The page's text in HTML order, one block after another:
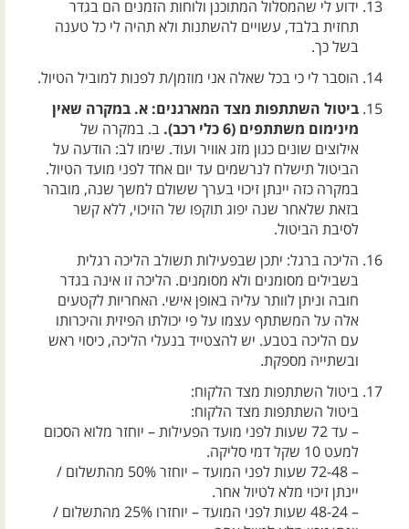
ידוע לי שהמסלול המתוכנן ולוחות הזמנים הם בגדר
תחזית בלבד, עשויים להשתנות ולא תהיה לי כל טענה
בשל כך.
הוסבר לי כי בכל שאלה אני מוזמן/ת לפנות למוביל הטיול.
ביטול השתתפות מצד המארגנים: א. במקרה שאין
מינימום משתתפים (6 כלי רכב).
ב. במקרה של
אילוצים שונים כגון מזג אוויר ועוד. שימו לב: הודעה על
הביטול תישלח לנרשמים עד יום אחד לפני מועד הטיול.
במקרה כזה יינתן זיכוי בערך ששולם למשך שנה, מובהר
בזאת שלאחר שנה יפוג תוקפו של הזיכוי, ללא קשר
לסיבת הביטול.
הליכה ברגל: יתכן שבפעילות תשולב הליכה רגלית
בשבילים מסומנים ולא מסומנים. הליכה זו אינה בגדר
חובה וניתן לוותר עליה באופן אישי. האחריות לקטעים
אלה על המשתתף עצמו על פי יכולתו הפיזית והיכרותו
עם הליכה בטבע. יש להצטייד בנעלי הליכה, כיסוי ראש
ובשתייה מספקת.
ביטול השתתפות מצד הלקוח:
ביטול השתתפות מצד הלקוח:
– עד 72 שעות לפני מועד הפעילות – יוחזר מלוא הסכום
למעט 10 שקל דמי סליקה.
– 72-48 שעות לפני המועד – יוחזר 50% מהתשלום /
יינתן זיכוי מלא לטיול אחר.
– 48-24 שעות לפני המועד – יוחזרו 25% מהתשלום /